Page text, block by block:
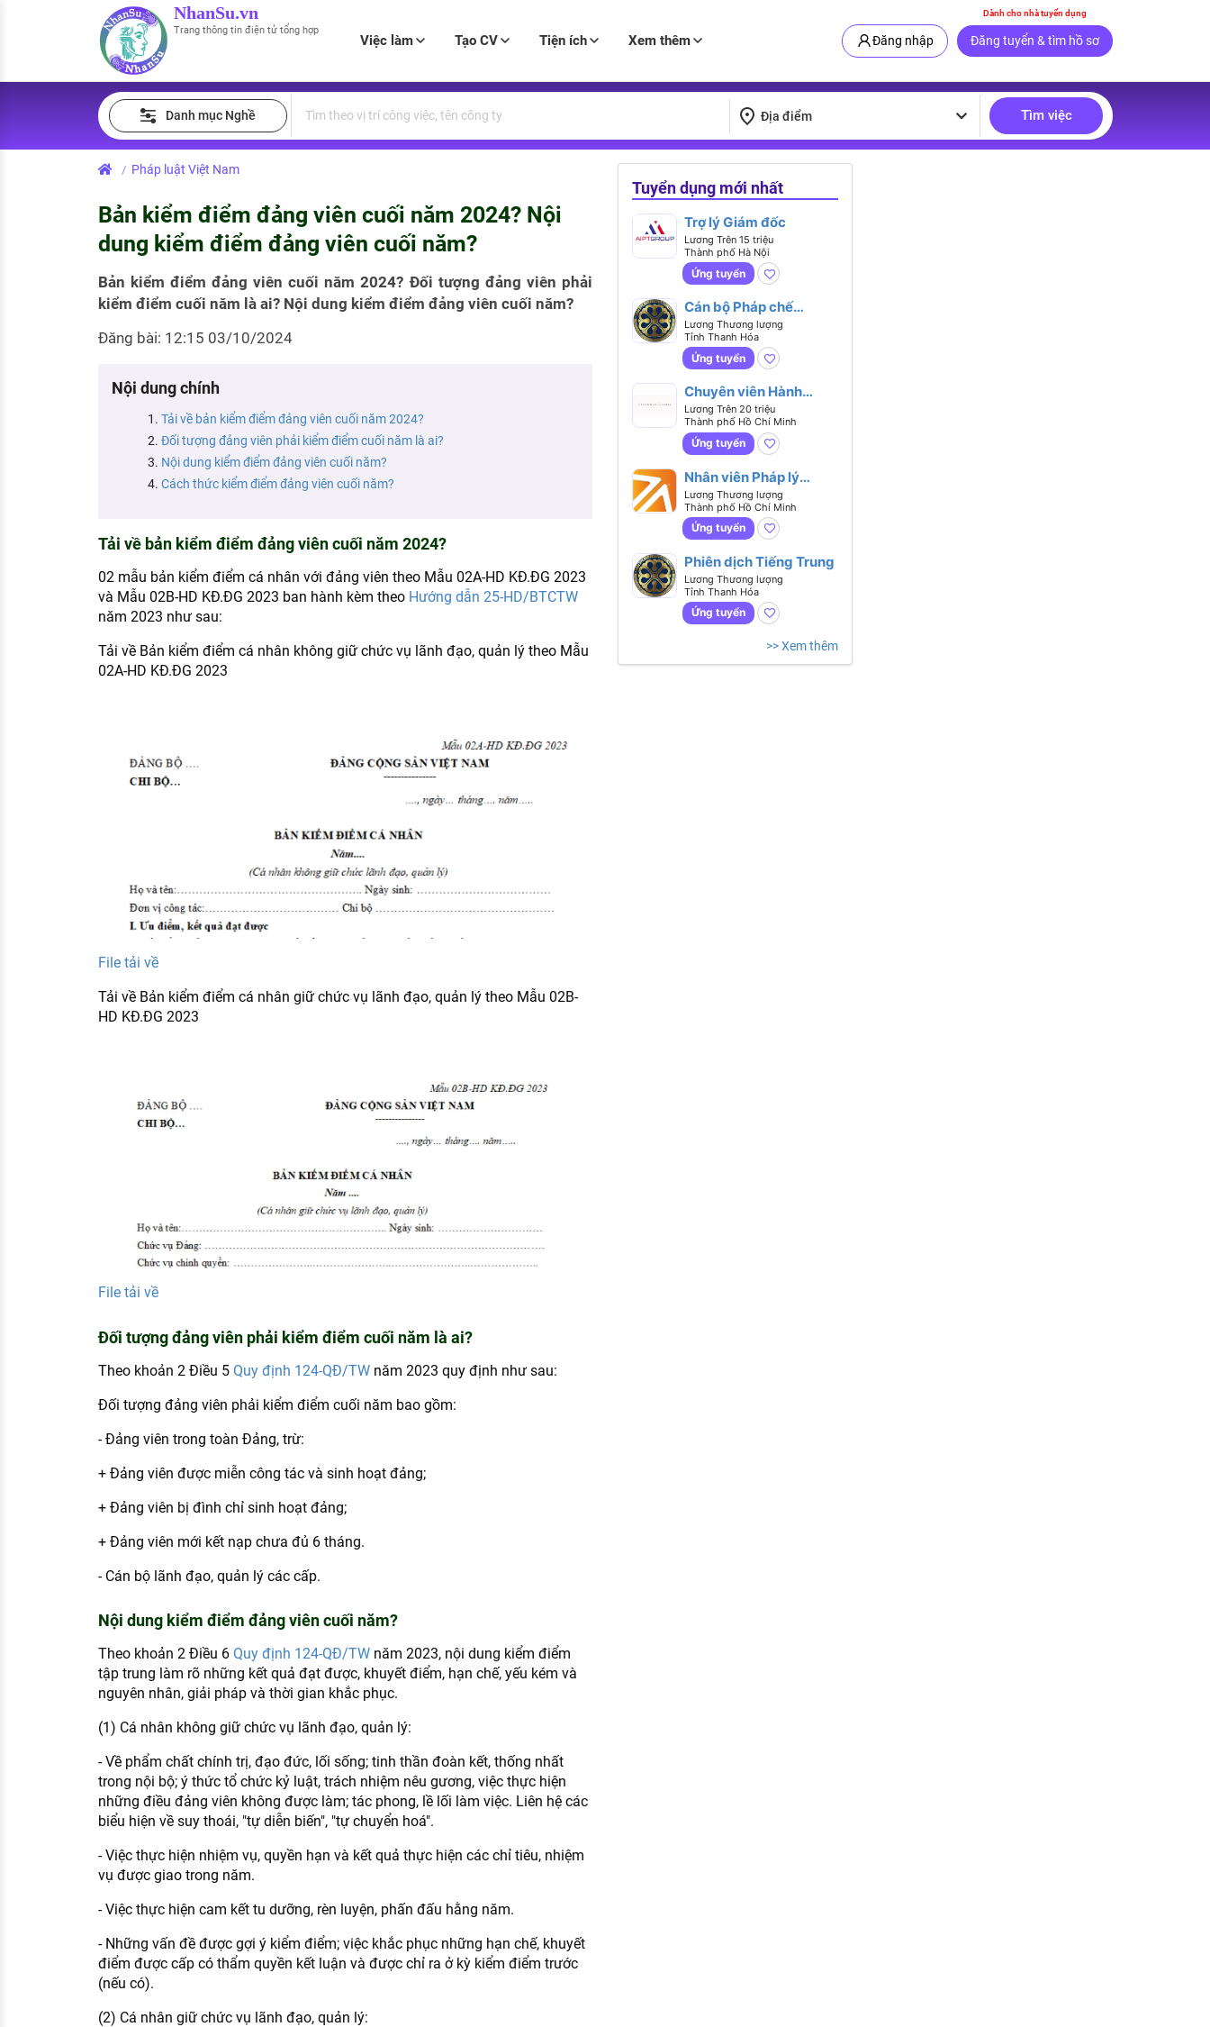
Dành cho nhà tuyển dụng
NhanSu.vn
Trang thông tin điện tử tổng hợp
Việc làm Tạo CV Tiện ích Xem thêm Đăng nhập Đăng tuyển & tìm hồ sơ
Tìm việc làm
Việc làm tốt nhất
Quản lý CV
MẪU CV THEO STYLE
Mẫu CV đơn giản
Tính lương Gross - Net
PHÁP LUẬT VIỆT NAM
Văn bản pháp luật
Chính sách mới
Lao động và tiền lương
Thuế thu nhập
Hồ sơ biểu mẫu
Chính sách lao động
KHÁM PHÁ NGHỀ NGHIỆP
Kỹ năng nghề nghiệp
Đặc trưng từng nghề
Xu hướng việc làm
XÂY DỰNG VÀ PHÁT TRIỂN ĐỘI NGŨ
TUYỂN DỤNG VIỆC LÀM
Danh mục Nghề Địa điểm Tìm việc
/ Pháp luật Việt Nam
Bản kiểm điểm đảng viên cuối năm 2024? Nội
dung kiểm điểm đảng viên cuối năm?
Bản kiểm điểm đảng viên cuối năm 2024? Đối tượng đảng viên phải
kiểm điểm cuối năm là ai? Nội dung kiểm điểm đảng viên cuối năm?
Đăng bài: 12:15 03/10/2024
Nội dung chính
Tải về bản kiểm điểm đảng viên cuối năm 2024?
Đối tượng đảng viên phải kiểm điểm cuối năm là ai?
Nội dung kiểm điểm đảng viên cuối năm?
Cách thức kiểm điểm đảng viên cuối năm?
Tải về bản kiểm điểm đảng viên cuối năm 2024?
02 mẫu bản kiểm điểm cá nhân với đảng viên theo Mẫu 02A-HD KĐ.ĐG 2023
và Mẫu 02B-HD KĐ.ĐG 2023 ban hành kèm theo Hướng dẫn 25-HD/BTCTW
năm 2023 như sau:
Tải về Bản kiểm điểm cá nhân không giữ chức vụ lãnh đạo, quản lý theo Mẫu
02A-HD KĐ.ĐG 2023
File tải về
Tải về Bản kiểm điểm cá nhân giữ chức vụ lãnh đạo, quản lý theo Mẫu 02B-
HD KĐ.ĐG 2023
File tải về
Đối tượng đảng viên phải kiểm điểm cuối năm là ai?
Theo khoản 2 Điều 5 Quy định 124-QĐ/TWnăm 2023 quy định như sau:
Đối tượng đảng viên phải kiểm điểm cuối năm bao gồm:
- Đảng viên trong toàn Đảng, trừ:
+ Đảng viên được miễn công tác và sinh hoạt đảng;
+ Đảng viên bị đình chỉ sinh hoạt đảng;
+ Đảng viên mới kết nạp chưa đủ 6 tháng.
- Cán bộ lãnh đạo, quản lý các cấp.
Nội dung kiểm điểm đảng viên cuối năm?
Theo khoản 2 Điều 6 Quy định 124-QĐ/TWnăm 2023, nội dung kiểm điểm
tập trung làm rõ những kết quả đạt được, khuyết điểm, hạn chế, yếu kém và
nguyên nhân, giải pháp và thời gian khắc phục.
(1) Cá nhân không giữ chức vụ lãnh đạo, quản lý:
- Về phẩm chất chính trị, đạo đức, lối sống; tinh thần đoàn kết, thống nhất
trong nội bộ; ý thức tổ chức kỷ luật, trách nhiệm nêu gương, việc thực hiện
những điều đảng viên không được làm; tác phong, lề lối làm việc. Liên hệ các
biểu hiện về suy thoái, "tự diễn biến", "tự chuyển hoá".
- Việc thực hiện nhiệm vụ, quyền hạn và kết quả thực hiện các chỉ tiêu, nhiệm
vụ được giao trong năm.
- Việc thực hiện cam kết tu dưỡng, rèn luyện, phấn đấu hằng năm.
- Những vấn đề được gợi ý kiểm điểm; việc khắc phục những hạn chế, khuyết
điểm được cấp có thẩm quyền kết luận và được chỉ ra ở kỳ kiểm điểm trước
(nếu có).
(2) Cá nhân giữ chức vụ lãnh đạo, quản lý:
Tuyển dụng mới nhất
Trợ lý Giám đốc
Lương Trên 15 triệu
Thành phố Hà Nội
Ứng tuyển
Cán bộ Pháp chế
Doanh nghiệp
Lương Thương lượng
Tỉnh Thanh Hóa
Ứng tuyển
Chuyên viên Hành
chính nhân sự -
Biết tiếng
Anh hoặc tiếng Trung
Lương Trên 20 triệu
Thành phố Hồ Chí Minh
Ứng tuyển
Nhân viên Pháp lý
(Legal Executive)
Lương Thương lượng
Thành phố Hồ Chí Minh
Ứng tuyển
Phiên dịch Tiếng Trung
Lương Thương lượng
Tỉnh Thanh Hóa
Ứng tuyển
>> Xem thêm